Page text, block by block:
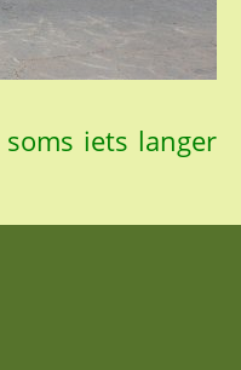
iets langer